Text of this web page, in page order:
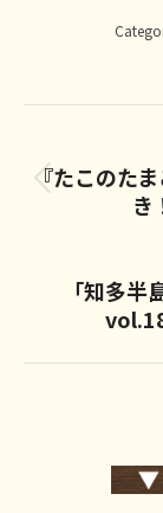
navigation
『たこのた
き
「知多